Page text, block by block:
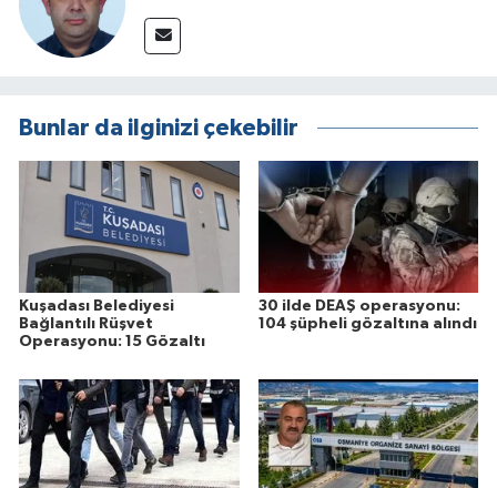
Bunlar da ilginizi çekebilir
Kuşadası Belediyesi
Bağlantılı Rüşvet
Operasyonu: 15 Gözaltı
30 ilde DEAŞ operasyonu:
104 şüpheli gözaltına alındı